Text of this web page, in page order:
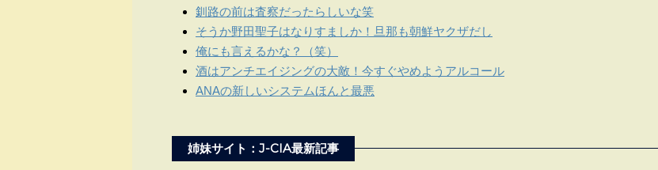
釧路の前は査察だったらしいな笑
そうか野田聖子はなりすましか！旦那も朝鮮ヤクザだし
俺にも言えるかな？（笑）
酒はアンチエイジングの大敵！今すぐやめようアルコール
ANAの新しいシステムほんと最悪
姉妹サイト：J-CIA最新記事